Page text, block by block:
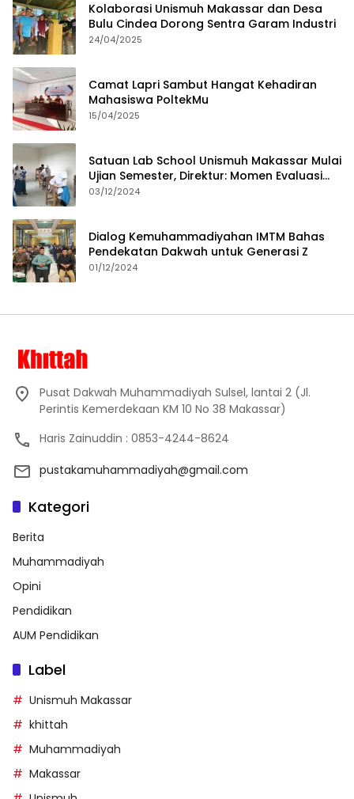
Kolaborasi Unismuh Makassar dan Desa
Bulu Cindea Dorong Sentra Garam Industri
24/04/2025
Camat Lapri Sambut Hangat Kehadiran
Mahasiswa PoltekMu
15/04/2025
Satuan Lab School Unismuh Makassar Mulai
Ujian Semester, Direktur: Momen Evaluasi
Proses Pembelajaran
03/12/2024
Dialog Kemuhammadiyahan IMTM Bahas
Pendekatan Dakwah untuk Generasi Z
01/12/2024
Pusat Dakwah Muhammadiyah Sulsel, lantai 2 (Jl.
Perintis Kemerdekaan KM 10 No 38 Makassar)
Haris Zainuddin : 0853-4244-8624
pustakamuhammadiyah@gmail.com
Kategori
Berita
Muhammadiyah
Opini
Pendidikan
AUM Pendidikan
Label
Unismuh Makassar
khittah
Muhammadiyah
Makassar